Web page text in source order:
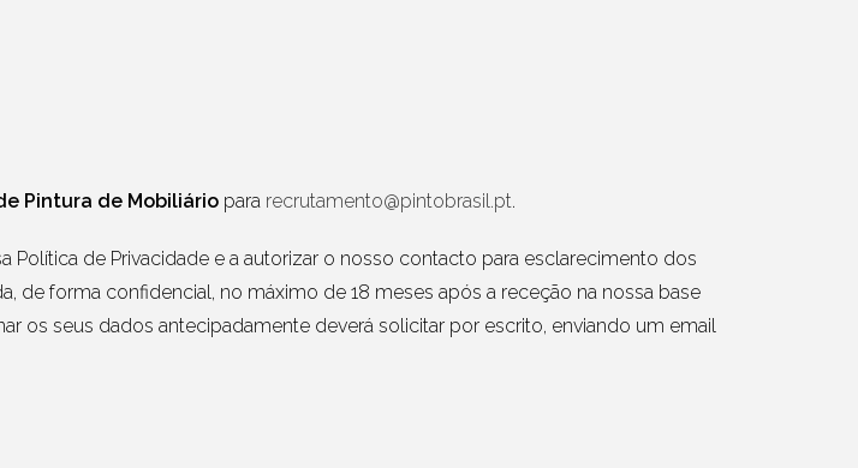
Pintura de Mobiliário para recrutamento@pintobrasil.pt.
Política de Privacidade e a autorizar o nosso contacto para esclarecimento dos
de forma confidencial, no máximo de 18 meses após a receção na nossa base
os seus dados antecipadamente deverá solicitar por escrito, enviando um email